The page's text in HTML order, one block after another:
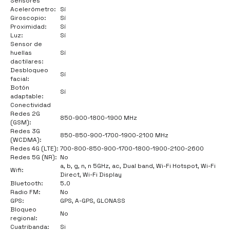
Acelerómetro:
Sí
Giroscopio:
Sí
Proximidad:
Sí
Luz:
Sí
Sensor de
huellas
dactilares:
Sí
Desbloqueo
facial:
Sí
Botón
adaptable:
Sí
Conectividad
Redes 2G
(GSM):
850-900-1800-1900 MHz
Redes 3G
(WCDMA):
850-850-900-1700-1900-2100 MHz
Redes 4G (LTE): 700-800-850-900-1700-1800-1900-2100-2600
Redes 5G (NR): No
Wifi:
a, b, g, n, n 5GHz, ac, Dual band, Wi-Fi Hotspot, Wi-Fi
Direct, Wi-Fi Display
Bluetooth:
5.0
Radio FM:
No
GPS:
GPS, A-GPS, GLONASS
Bloqueo
regional:
No
Cuatribanda:
Si